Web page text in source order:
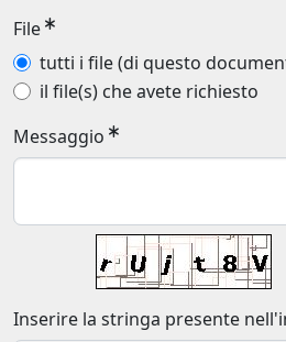
File
tutti i file (di questo
il file(s) che avete richiesto
Messaggio
Inserire la stringa presente